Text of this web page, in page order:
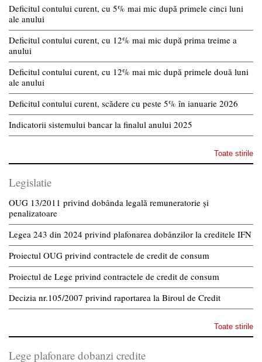
Deficitul contului curent, cu 5% mai mic după primele cinci luni
ale anului
Deficitul contului curent, cu 12% mai mic după prima treime a
anului
Deficitul contului curent, cu 12% mai mic după primele două luni
ale anului
Deficitul contului curent, scădere cu peste 5% în ianuarie 2026
Indicatorii sistemului bancar la finalul anului 2025
Toate stirile
Legislatie
OUG 13/2011 privind dobânda legală remuneratorie și
penalizatoare
Legea 243 din 2024 privind plafonarea dobânzilor la creditele IFN
Proiectul OUG privind contractele de credit de consum
Proiectul de Lege privind contractele de credit de consum
Decizia nr.105/2007 privind raportarea la Biroul de Credit
Toate stirile
Lege plafonare dobanzi credite